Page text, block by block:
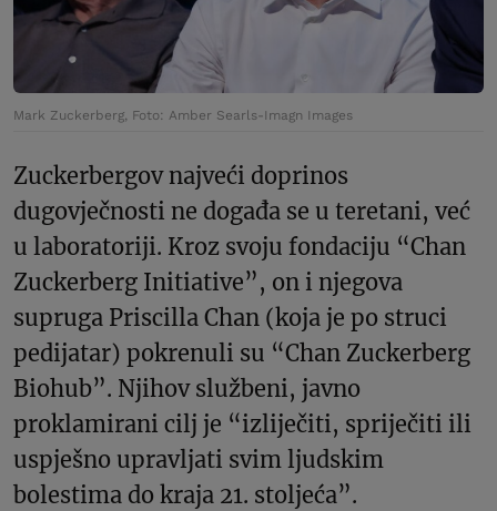
Mark Zuckerberg, Foto: Amber Searls-Imagn Images
Zuckerbergov najveći doprinos
dugovječnosti ne događa se u teretani, već
u laboratoriji. Kroz svoju fondaciju “Chan
Zuckerberg Initiative”, on i njegova
supruga Priscilla Chan (koja je po struci
pedijatar) pokrenuli su “Chan Zuckerberg
Biohub”. Njihov službeni, javno
proklamirani cilj je “izliječiti, spriječiti ili
uspješno upravljati svim ljudskim
bolestima do kraja 21. stoljeća”.